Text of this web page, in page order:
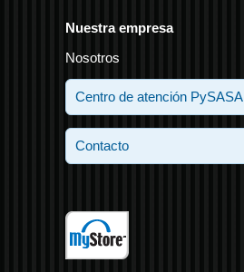
Nuestra empresa
Nosotros
Centro de atención PySASA
Contacto